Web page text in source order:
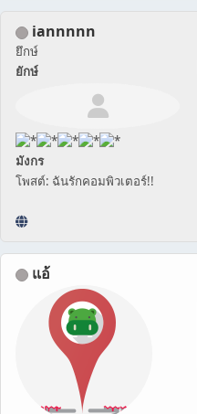
iannnnn
ยึกษ์
ยักษ์
มังกร
โพสต์: ฉันรักคอมพิวเตอร์!!
แอ้